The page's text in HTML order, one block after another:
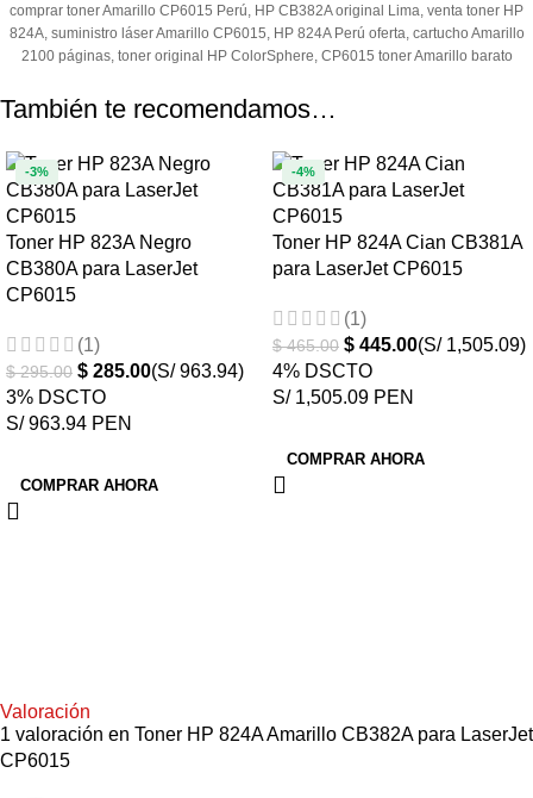
comprar toner Amarillo CP6015 Perú, HP CB382A original Lima, venta toner HP
824A, suministro láser Amarillo CP6015, HP 824A Perú oferta, cartucho Amarillo
2100 páginas, toner original HP ColorSphere, CP6015 toner Amarillo barato
También te recomendamos…
Toner HP 823A Negro
CB380A para LaserJet
CP6015
(1)
$295.00 $ 285.00(S/ 963.94)
3% DSCTO
-3%
S/ 963.94 PEN
COMPRAR AHORA
Toner HP 824A Cian CB381A
para LaserJet CP6015
(1)
$465.00 $ 445.00(S/ 1,505.09)
4% DSCTO
-4%
S/ 1,505.09 PEN
COMPRAR AHORA
Valoración
1 valoración en Toner HP 824A Amarillo CB382A para LaserJet
CP6015